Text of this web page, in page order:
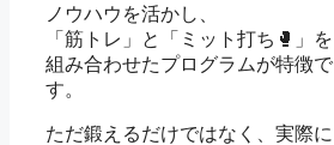
ノウハウを活かし、
「筋トレ」と「ミット打ち🥊」を
組み合わせたプログラムが特徴で
す。
ただ鍛えるだけではなく、実際に